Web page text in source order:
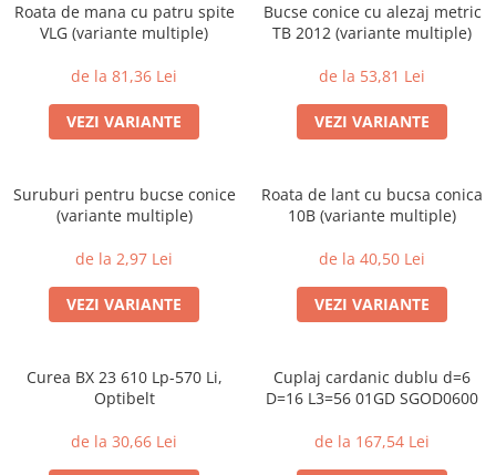
Roata de mana cu patru spite
VLG (variante multiple)
de la 81,36 Lei
VEZI VARIANTE
Bucse conice cu alezaj metric
TB 2012 (variante multiple)
de la 53,81 Lei
VEZI VARIANTE
Suruburi pentru bucse conice
(variante multiple)
de la 2,97 Lei
VEZI VARIANTE
Roata de lant cu bucsa conica
10B (variante multiple)
de la 40,50 Lei
VEZI VARIANTE
Curea BX 23 610 Lp-570 Li,
Optibelt
de la 30,66 Lei
Cuplaj cardanic dublu d=6
D=16 L3=56 01GD SGOD0600
de la 167,54 Lei